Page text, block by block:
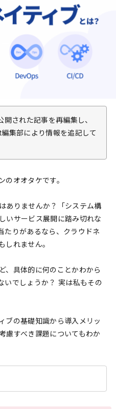
された記事を再編集し、
集部により情報を追記して
のオオタケです。
ありませんか？「システム構
いサービス展開に踏み切れな
たりがあるなら、クラウドネ
しれません。
、具体的に何のことかわから
いでしょうか？ 実は私もその
ブの基礎知識から導入メリッ
慮すべき課題についてもわか